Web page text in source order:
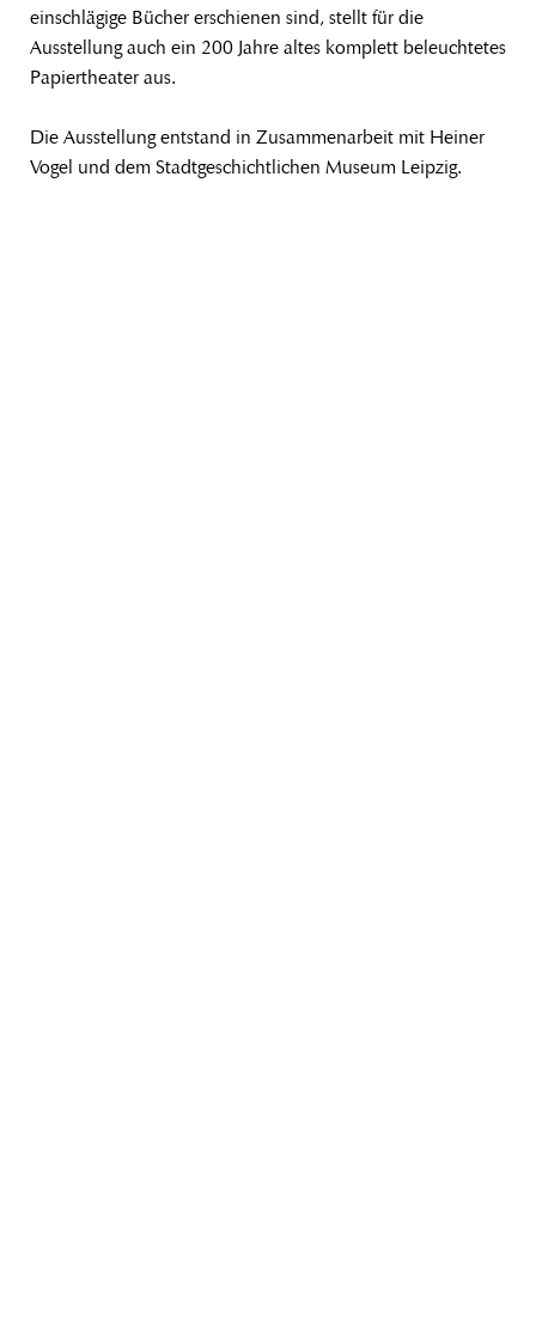
einschlägige Bücher erschienen sind, stellt für die
Ausstellung auch ein 200 Jahre altes komplett beleuchtetes
Papiertheater aus.
Die Ausstellung entstand in Zusammenarbeit mit Heiner
Vogel und dem Stadtgeschichtlichen Museum Leipzig.